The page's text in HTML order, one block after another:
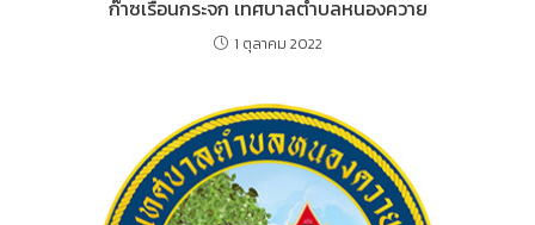
ก๊าซเรือนกระจก เทศบาลตำบลหนองควาย
1 ตุลาคม 2022